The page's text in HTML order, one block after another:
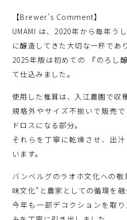
【Brewer’s Comment】
UMAMI は、2020年から毎年う
に醸造してきた大切な一杯であり
2025年版は初めての 『のろし
て仕込みました。
使用した椎茸は、入江農園で収
規格外やサイズ不揃いで販売
ドロスになる部分。
それらを丁寧に乾燥させ、出
います。
バンベルグのラオホ文化への敬
味文化”と農家としての循環を融
今年も一部デコクションを取